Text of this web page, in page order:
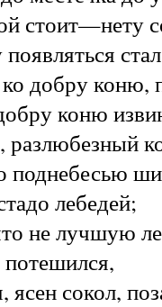
стоит—нету
добру коню,
коню
поднебесью
лебедей;
не лучшую
ясен сокол,